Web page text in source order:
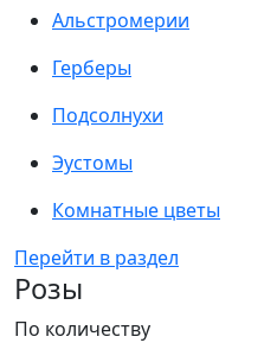
Альстромерии
Герберы
Подсолнухи
Эустомы
Комнатные цветы
Перейти в раздел
Розы
По количеству